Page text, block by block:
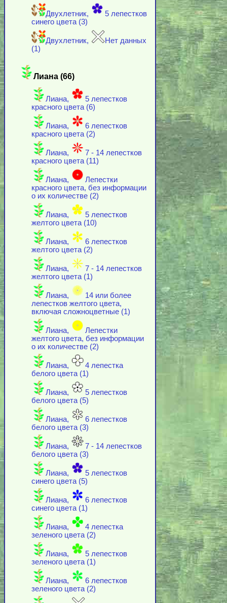
Двухлетник,
5 лепестков
синего цвета (3)
Двухлетник,
Нет данных
(1)
Лиана (66)
Лиана,
5 лепестков
красного цвета (6)
Лиана,
6 лепестков
красного цвета (2)
Лиана,
7 - 14 лепестков
красного цвета (11)
Лиана,
Лепестки
красного цвета, без информации
о их количестве (2)
Лиана,
5 лепестков
желтого цвета (10)
Лиана,
6 лепестков
желтого цвета (2)
Лиана,
7 - 14 лепестков
желтого цвета (1)
Лиана,
14 или более
лепестков желтого цвета,
включая cложноцветные (1)
Лиана,
Лепестки
желтого цвета, без информации
о их количестве (2)
Лиана,
4 лепестка
белого цвета (1)
Лиана,
5 лепестков
белого цвета (5)
Лиана,
6 лепестков
белого цвета (3)
Лиана,
7 - 14 лепестков
белого цвета (3)
Лиана,
5 лепестков
синего цвета (5)
Лиана,
6 лепестков
синего цвета (1)
Лиана,
4 лепестка
зеленого цвета (2)
Лиана,
5 лепестков
зеленого цвета (1)
Лиана,
6 лепестков
зеленого цвета (2)